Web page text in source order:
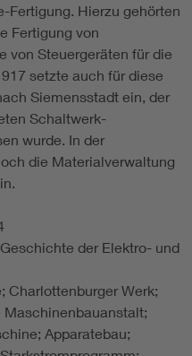
Fertigung. Hierzu gehörten
Fertigung von
von Steuergeräten für die
setzte auch für diese
Siemensstadt ein, der
Schaltwerk-
wurde. In der
die Materialverwaltung
der Elektro- und
Charlottenburger Werk;
Maschinenbauanstalt;
Apparatebau;